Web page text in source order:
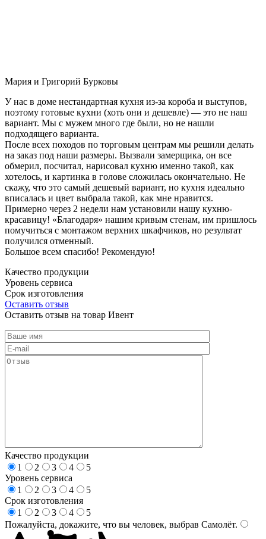
Мария и Григорий Бурковы
У нас в доме нестандартная кухня из-за короба и выступов,
поэтому готовые кухни (хоть они и дешевле) — это не наш
вариант. Мы с мужем много где были, но не нашли
подходящего варианта.
После всех походов по торговым центрам мы решили делать
на заказ под наши размеры. Вызвали замерщика, он все
обмерил, посчитал, нарисовал кухню именно такой, как
хотелось, и картинка в голове сложилась окончательно. Не
скажу, что это самый дешевый вариант, но кухня идеально
вписалась и цвет выбрала такой, как мне нравится.
Примерно через 2 недели нам установили нашу кухню-
красавицу! «Благодаря» нашим кривым стенам, им пришлось
помучиться с монтажом верхних шкафчиков, но результат
получился отменный.
Большое всем спасибо! Рекомендую!
Качество продукции
Уровень сервиса
Срок изготовления
Оставить отзыв
Оставить отзыв на товар Ивент
Качество продукции
1
2 3 4
5
Уровень сервиса
1
2 3 4
5
Срок изготовления
1
2 3 4
5
Пожалуйста, докажите, что вы человек, выбрав Самолёт.